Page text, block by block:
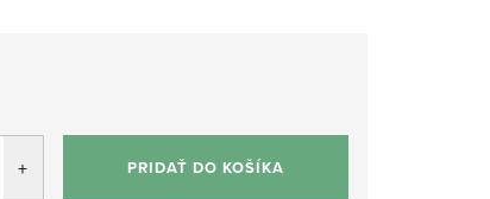
PRIDAŤ DO KOŠÍKA